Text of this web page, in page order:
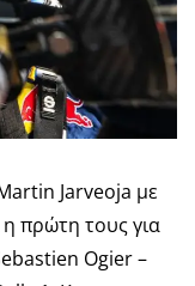
Jarveoja με
η πρώτη τους για
Ogier –